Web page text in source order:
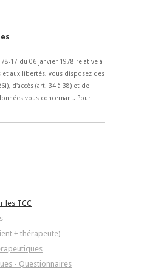
17 du 06 janvier 1978 relative à
et aux libertés, vous disposez des
d'accès (art. 34 à 38) et de
vous concernant. Pour
les TCC
+ thérapeute)
- Questionnaires